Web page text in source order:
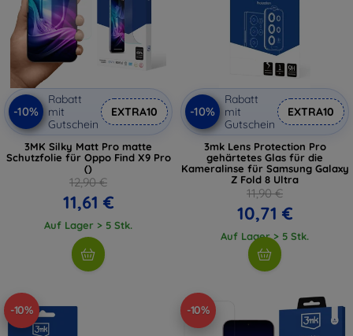
-10%
Rabatt
mit
Gutschein
EXTRA10
3MK Silky Matt Pro matte
Schutzfolie für Oppo Find X9 Pro
()
12,90 €
11,61 €
Auf Lager > 5 Stk.
-10%
Rabatt
mit
Gutschein
EXTRA10
3mk Lens Protection Pro
gehärtetes Glas für die
Kameralinse für Samsung Galaxy
Z Fold 8 Ultra
11,90 €
10,71 €
Auf Lager > 5 Stk.
-10% -10%